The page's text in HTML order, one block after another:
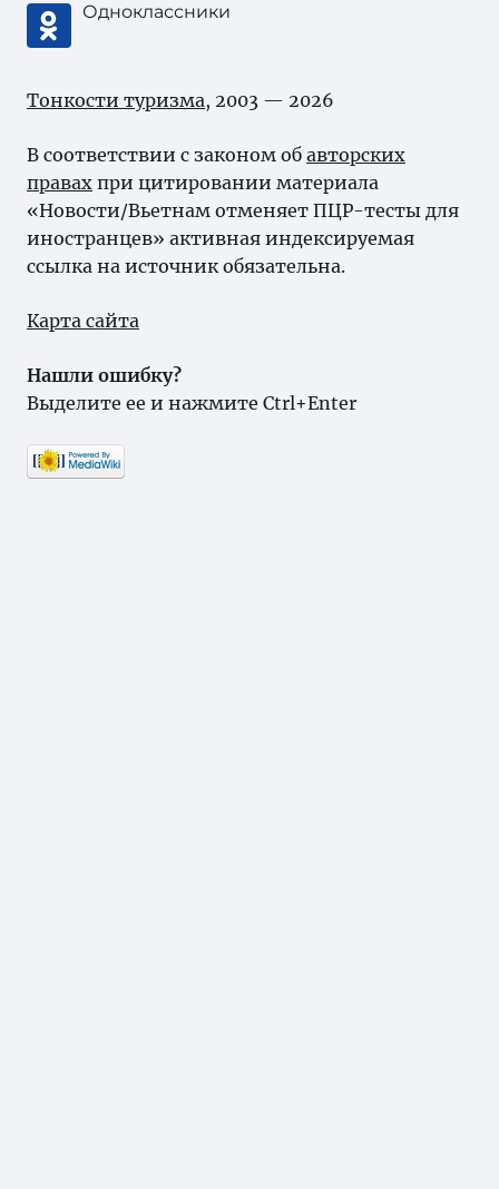
Одноклассники
Тонкости туризма, 2003 — 2026
В соответствии с законом об авторских
правах при цитировании материала
«Новости/Вьетнам отменяет ПЦР-тесты для
иностранцев» активная индексируемая
ссылка на источник обязательна.
Карта сайта
Нашли ошибку?
Выделите ее и нажмите Ctrl+Enter